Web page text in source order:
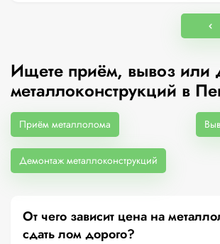
Ищете приём, вывоз или
металлоконструкций в
Приём металлолома
Демонтаж металлоконструкций
От чего зависит цена на
сдать лом дорого?